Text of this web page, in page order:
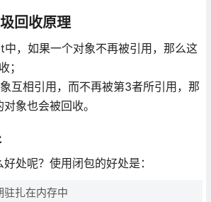
回收原理
中，如果一个对象不再被引用，那么这
；
互相引用，而不再被第3者所引用，那
象也会被回收。
处呢？使用闭包的好处是：
驻扎在内存中